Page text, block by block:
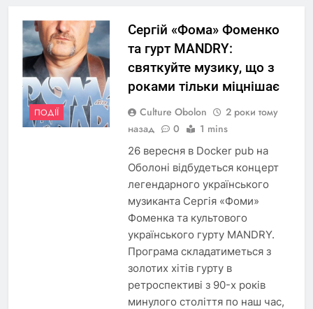
ПОДІЇ
Сергій «Фома» Фоменко
та гурт MANDRY:
святкуйте музику, що з
роками тільки міцнішає
Culture Obolon
2 роки тому
назад
0 1 mins
26 вересня в Docker pub на
Оболоні відбудеться концерт
легендарного українського
музиканта Сергія «Фоми»
Фоменка та культового
українського гурту MANDRY.
Програма складатиметься з
золотих хітів гурту в
ретроспективі з 90-х років
минулого століття по наш час,